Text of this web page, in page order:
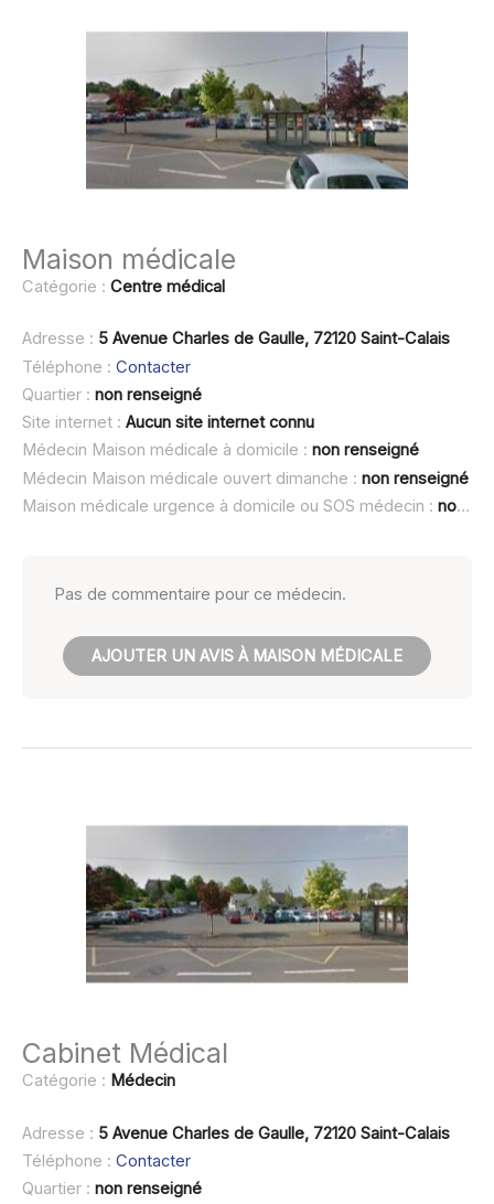
Maison médicale
Catégorie : Centre médical
Adresse : 5 Avenue Charles de Gaulle, 72120 Saint-Calais
Téléphone : Contacter
Quartier : non renseigné
Site internet : Aucun site internet connu
Médecin Maison médicale à domicile : non renseigné
Médecin Maison médicale ouvert dimanche : non renseigné
Maison médicale urgence à domicile ou SOS médecin : non renseigné
Pas de commentaire pour ce médecin.
AJOUTER UN AVIS À MAISON MÉDICALE
Cabinet Médical
Catégorie : Médecin
Adresse : 5 Avenue Charles de Gaulle, 72120 Saint-Calais
Téléphone : Contacter
Quartier : non renseigné